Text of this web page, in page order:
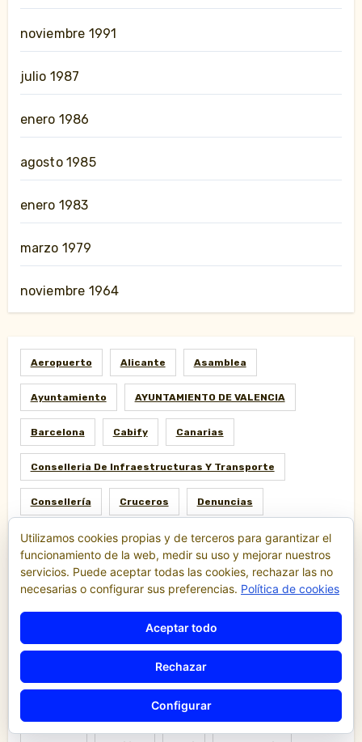
noviembre 1991
julio 1987
enero 1986
agosto 1985
enero 1983
marzo 1979
noviembre 1964
Aeropuerto Alicante Asamblea
Ayuntamiento AYUNTAMIENTO DE VALENCIA
Barcelona Cabify Canarias
Conselleria De Infraestructuras Y Transporte
Consellería Cruceros Denuncias
Economía Escalas Fallas Ferias
Fiestas Gestoría Hacienda Huelga
Resolución Sociedad
Utilizamos cookies propias y de terceros para garantizar el
funcionamiento de la web, medir su uso y mejorar nuestros
servicios. Puede aceptar todas las cookies, rechazar las no
necesarias o configurar sus preferencias. Política de cookies
Aceptar todo
Rechazar
Configurar